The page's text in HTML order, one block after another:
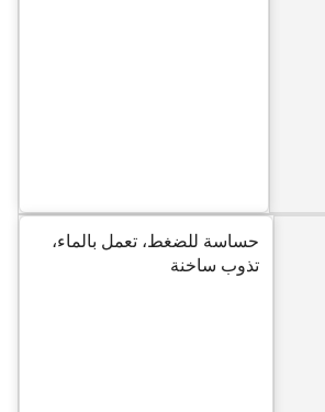
حساسة للضغط، تعمل بالماء،
تذوب ساخنة